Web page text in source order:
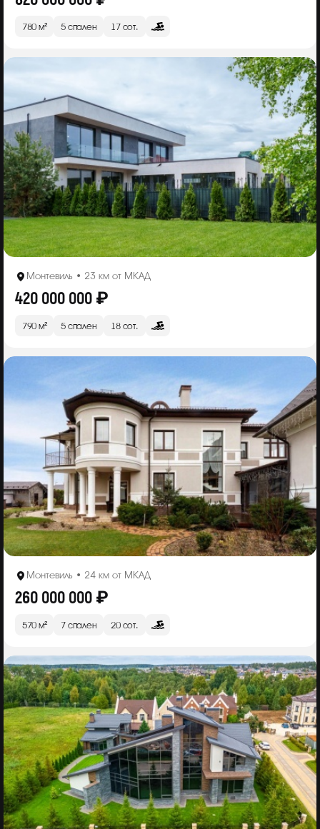
780 м² 5 спален 17 сот.
Монтевиль • 23 км от МКАД
420 000 000 ₽
790 м² 5 спален 18 сот.
Монтевиль • 24 км от МКАД
260 000 000 ₽
570 м² 7 спален 20 сот.